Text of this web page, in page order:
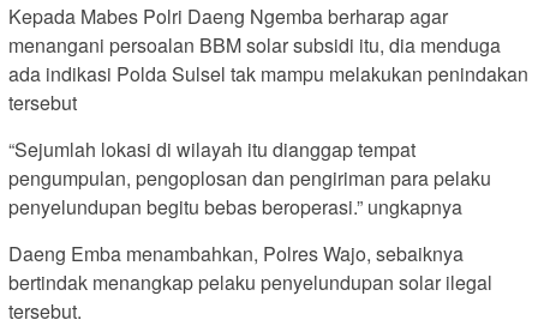
Kepada Mabes Polri Daeng Ngemba berharap agar
menangani persoalan BBM solar subsidi itu, dia menduga
ada indikasi Polda Sulsel tak mampu melakukan penindakan
tersebut
“Sejumlah lokasi di wilayah itu dianggap tempat
pengumpulan, pengoplosan dan pengiriman para pelaku
penyelundupan begitu bebas beroperasi.” ungkapnya
Daeng Emba menambahkan, Polres Wajo, sebaiknya
bertindak menangkap pelaku penyelundupan solar ilegal
tersebut.